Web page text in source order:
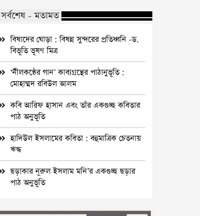
সর্বশেষ - মতামত
বিষাদের ঘোড়া : বিষন্ন সুন্দরের প্রতিধ্বনি -ড.
বিভূতি ভূষণ মিত্র
‘নীলকন্ঠের গান’ কাব্যগ্রন্থের পাঠানুভূতি :
মোহাম্মদ রবিউল আলম
কবি আরিফ হাসান এবং তাঁর একগুচ্ছ কবিতার
পাঠ অনুভূতি
হাদিউল ইসলামের কবিতা : বহুমাত্রিক চেতনায়
ঋদ্ধ
ছড়াকার নূরুল ইসলাম মনি’র একগুচ্ছ ছড়ার
পাঠ অনুভূতি